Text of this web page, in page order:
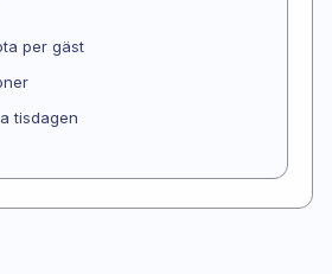
per gäst
tisdagen